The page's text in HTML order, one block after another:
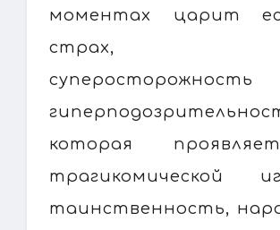
моментах царит
страх,
которая
трагикомической
таинственность,